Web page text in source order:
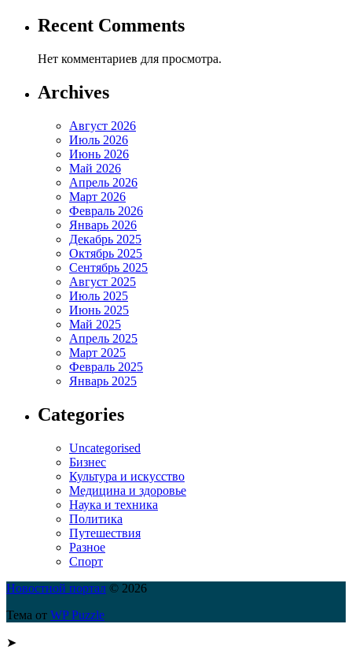
Recent Comments
Нет комментариев для просмотра.
Archives
Август 2026
Июль 2026
Июнь 2026
Май 2026
Апрель 2026
Март 2026
Февраль 2026
Январь 2026
Декабрь 2025
Октябрь 2025
Сентябрь 2025
Август 2025
Июль 2025
Июнь 2025
Май 2025
Апрель 2025
Март 2025
Февраль 2025
Январь 2025
Categories
Uncategorised
Бизнес
Культура и искусство
Медицина и здоровье
Наука и техника
Политика
Путешествия
Разное
Спорт
Новостной портал © 2026
Тема от WP Puzzle
➤